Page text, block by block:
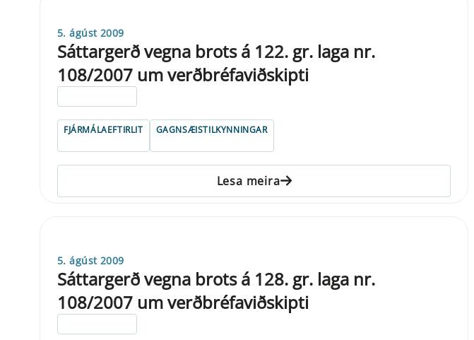
5. ágúst 2009
Sáttargerð vegna brots á 122. gr. laga nr.
108/2007 um verðbréfaviðskipti
FJÁRMÁLAEFTIRLIT GAGNSÆISTILKYNNINGAR
Lesa meira
5. ágúst 2009
Sáttargerð vegna brots á 128. gr. laga nr.
108/2007 um verðbréfaviðskipti